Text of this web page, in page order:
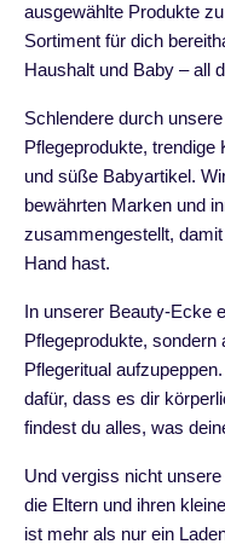
ausgewählte Produkte
Sortiment für dich
Haushalt und Baby – all
Schlendere durch
Pflegeprodukte,
und süße Babyartikel.
bewährten Marken und
zusammengestellt,
Hand hast.
In unserer Beauty-Ecke
Pflegeprodukte, sondern
Pflegeritual
dafür, dass es dir
findest du alles, was
Und vergiss nicht
die Eltern und ihren
ist mehr als nur ein